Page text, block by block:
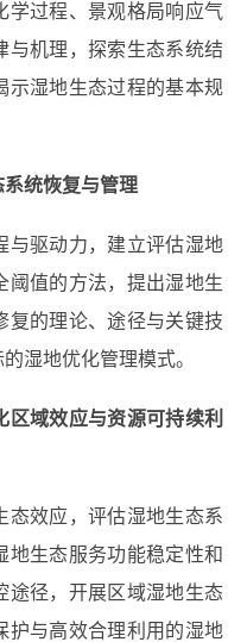
学过程、景观格局响应气
与机理，探索生态系统结
示湿地生态过程的基本规
统恢复与管理
驱动力，建立评估湿地
阈值的方法，提出湿地生
复的理论、途径与关键技
湿地优化管理模式。
域效应与资源可持续利
效应，评估湿地生态系
地生态服务功能稳定性和
途径，开展区域湿地生态
护与高效合理利用的湿地